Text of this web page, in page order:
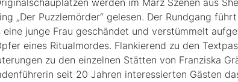
werden im März Szenen aus
„Der Puzzlemörder“ gelesen. Der Rundgang
eine junge Frau geschändet und verstümmelt
eines Ritualmordes. Flankierend zu den
zu den einzelnen Stätten von Franziska
seit 20 Jahren interessierten Gästen